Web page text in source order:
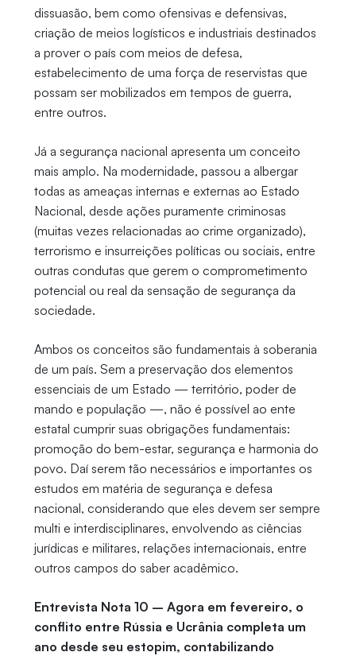
dissuasão, bem como ofensivas e defensivas,
criação de meios logísticos e industriais destinados
a prover o país com meios de defesa,
estabelecimento de uma força de reservistas que
possam ser mobilizados em tempos de guerra,
entre outros.
Já a segurança nacional apresenta um conceito
mais amplo. Na modernidade, passou a albergar
todas as ameaças internas e externas ao Estado
Nacional, desde ações puramente criminosas
(muitas vezes relacionadas ao crime organizado),
terrorismo e insurreições políticas ou sociais, entre
outras condutas que gerem o comprometimento
potencial ou real da sensação de segurança da
sociedade.
Ambos os conceitos são fundamentais à soberania
de um país. Sem a preservação dos elementos
essenciais de um Estado — território, poder de
mando e população —, não é possível ao ente
estatal cumprir suas obrigações fundamentais:
promoção do bem-estar, segurança e harmonia do
povo. Daí serem tão necessários e importantes os
estudos em matéria de segurança e defesa
nacional, considerando que eles devem ser sempre
multi e interdisciplinares, envolvendo as ciências
jurídicas e militares, relações internacionais, entre
outros campos do saber acadêmico.
Entrevista Nota 10 – Agora em fevereiro, o
conflito entre Rússia e Ucrânia completa um
ano desde seu estopim, contabilizando